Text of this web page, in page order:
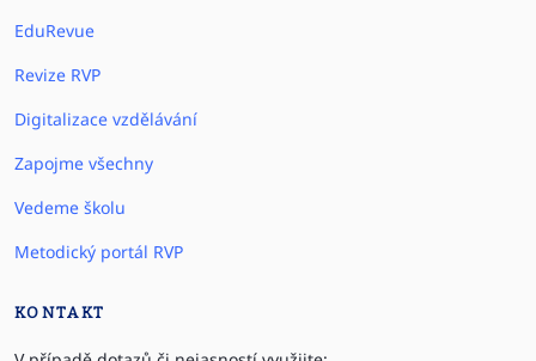
EduRevue
Revize RVP
Digitalizace vzdělávání
Zapojme všechny
Vedeme školu
Metodický portál RVP
KONTAKT